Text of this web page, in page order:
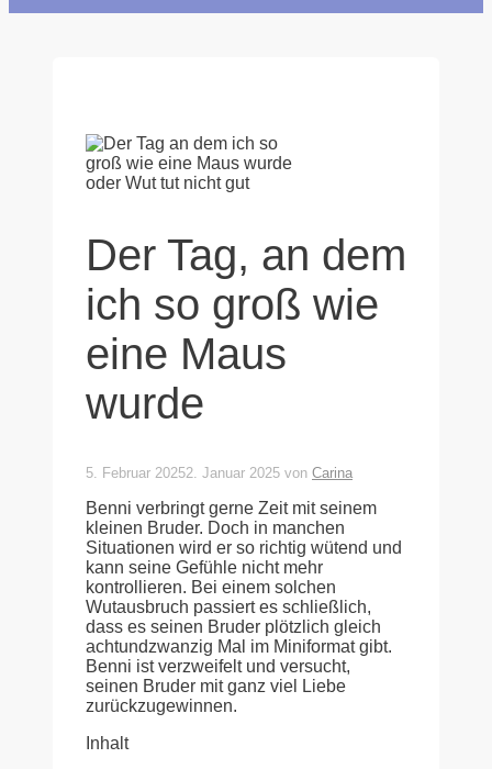
Der Tag, an dem
ich so groß wie
eine Maus
wurde
5. Februar 20252. Januar 2025 von Carina
Benni verbringt gerne Zeit mit seinem
kleinen Bruder. Doch in manchen
Situationen wird er so richtig wütend und
kann seine Gefühle nicht mehr
kontrollieren. Bei einem solchen
Wutausbruch passiert es schließlich,
dass es seinen Bruder plötzlich gleich
achtundzwanzig Mal im Miniformat gibt.
Benni ist verzweifelt und versucht,
seinen Bruder mit ganz viel Liebe
zurückzugewinnen.
Inhalt